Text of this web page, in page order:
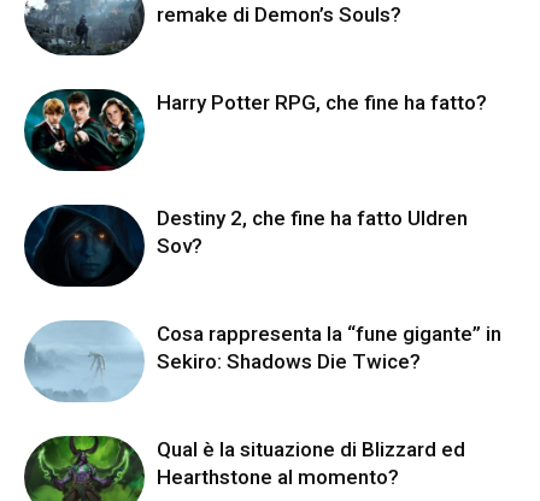
remake di Demon’s Souls?
Harry Potter RPG, che fine ha fatto?
Destiny 2, che fine ha fatto Uldren
Sov?
Cosa rappresenta la “fune gigante” in
Sekiro: Shadows Die Twice?
Qual è la situazione di Blizzard ed
Hearthstone al momento?